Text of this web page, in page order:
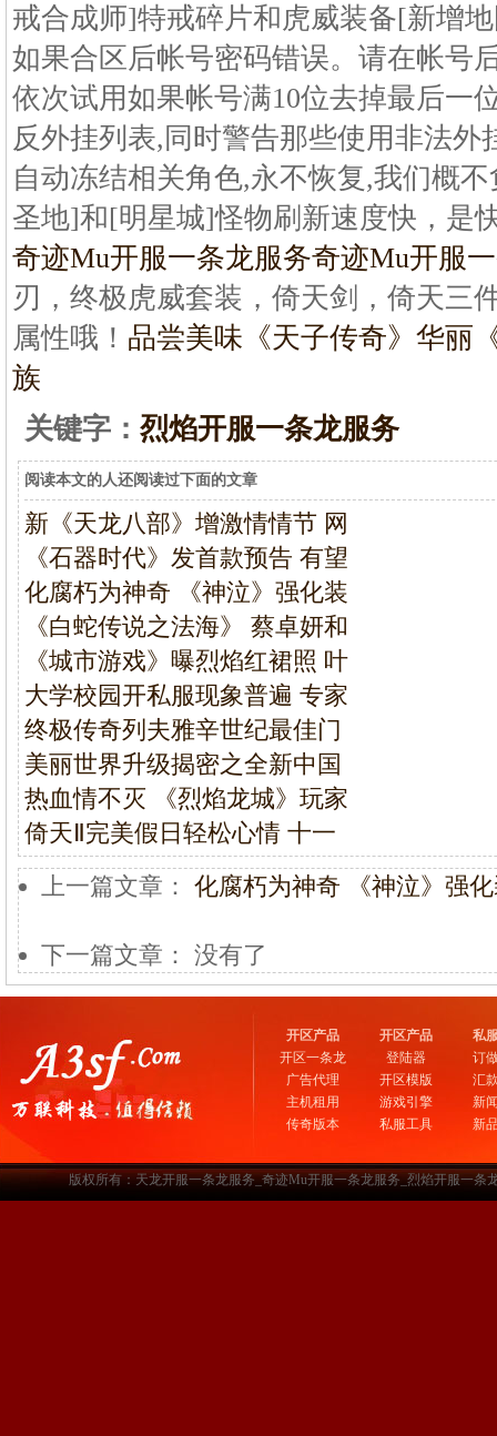
戒合成师]特戒碎片和虎威装备[新增
如果合区后帐号密码错误。请在帐号
依次试用如果帐号满10位去掉最后一
反外挂列表,同时警告那些使用非法外
自动冻结相关角色,永不恢复,我们概
圣地]和[明星城]怪物刷新速度快，是
奇迹Mu开服一条龙服务奇迹Mu开服
刃，终极虎威套装，倚天剑，倚天三
属性哦！ 品尝美味《天子传奇》华丽
族
关键字： 烈焰开服一条龙服务
阅读本文的人还阅读过下面的文章
新《天龙八部》增激情情节 网
《石器时代》发首款预告 有望
化腐朽为神奇 《神泣》强化装
《白蛇传说之法海》 蔡卓妍和
《城市游戏》曝烈焰红裙照 叶
大学校园开私服现象普遍 专家
终极传奇列夫雅辛世纪最佳门
美丽世界升级揭密之全新中国
热血情不灭 《烈焰龙城》玩家
倚天Ⅱ完美假日轻松心情 十一
上一篇文章： 化腐朽为神奇 《神泣》强
下一篇文章： 没有了
开区产品
开区一条龙
广告代理
主机租用
传奇版本
开区产品
登陆器
开区模版
游戏引擎
私服工具
私
订
汇
新
新
版权所有：天龙开服一条龙服务_奇迹Mu开服一条龙服务_烈焰开服一条